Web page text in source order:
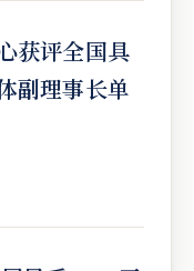
获评全国具
副理事长单